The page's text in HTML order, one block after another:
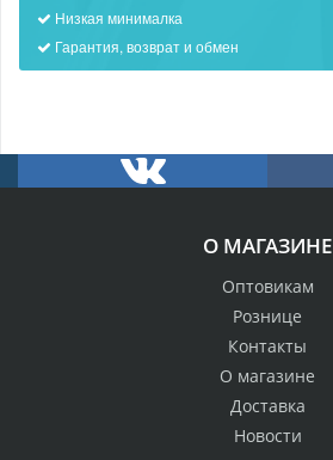
Низкая минималка
Гарантия, возврат и обмен
О МАГАЗИНЕ
Оптовикам
Рознице
Контакты
О магазине
Доставка
Новости